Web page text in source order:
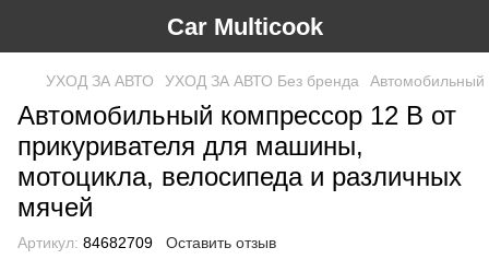
Car Multicook
УХОД ЗА АВТО УХОД ЗА АВТО Без бренда Автомобильный
Автомобильный компрессор 12 В от
прикуривателя для машины,
мотоцикла, велосипеда и различных
мячей
Артикул: 84682709 Оставить отзыв